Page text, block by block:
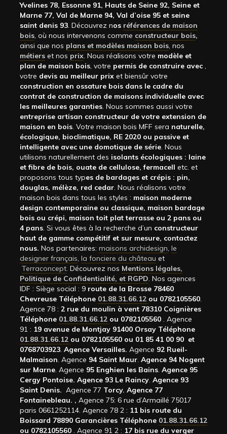
Yvelines 78, Essonne 91, Hauts de Seine 92, Seine et
Marne 77, Val de Marne 94, Val d’oise 95 et seine
saint denis 93. Découvrez nos références de maison
bois, où nous intervenons comme constructeur bois,
ainsi que nos plans et modèles maison bois, nos
métiers et nos prix. Nous réalisons votre modèle et
plan de maison bois, votre permis de construire avec ,
votre devis au meilleur prix et biensûr votre
construction en ossature bois dans le cadre du
contrat de construction de maisons individuelle avec
les meilleures garanties. Nous sommes aussi votre
entreprise artisan constructeur de votre extension de
maison en bois. Votre maison bois MFF sera naturelle,
écologique, bioclimatique, RE 2020 ou passive et
intelligente avec une domotique de série. Nous
utilisons naturellement des isolants écologiques : laine
et fibre de bois, ouate de cellulose, fermacell etc. et
proposons tous types de bardages et crépis : pin,
douglas, mélèze, red cedar. Nous réalisons votre
maison bois dans tous les styles : maison moderne
design contemporaine ou classique, maison bardage
bois ou crépi, maison toit plat terrasse ou 2 pans ou
4 pans. Si vous êtes à la recherche d’un constructeur
haut de gamme compétitif et sur mesure, contactez
nous. Nos partenaires: maisons archidesign, le
designer français, la fonciere du château et
Terraconcept. Découvrez nos Mentions légales,
Politique de Confidentialité, et RGPD. Nos agences
IDF : Siège social : 9 route de la Brosse 78460
Chevreuse Téléphone 01.88.31.66.12 ou 0782105560.
Agence 78 : 2 rue du moulin à vent 78310 Coignières
Téléphone 01.88.31.66.12 ou 0782105560 . Agence
91 : 19 avenue de Montjay 91400 Orsay Téléphone
01.88.31.66.12 ou 0782105560 ou 01 85 41 00 90 et
0768703923. Agence Versailles. Agence 92 Rueil-
Malmaison. Agence 94 Saint Maur. Agence 94 Nogent
sur Marne. Agence 95 Enghien les Bains. Agence 95
Cergy Pontoise. Agence 93 Le Raincy. Agence 93
Saint Denis. Agence 77 Torcy. Agence 77
Fontainebleau. , Agence 75: 6 rue d’Armaillé 75017
paris 0661252114. Agence 78 2 : 11 bis route du
Boissard 78890 Garancières Téléphone 01.88.31.66.12
ou 0782105560 . Agence 91 2 : 17 bis rue du verger